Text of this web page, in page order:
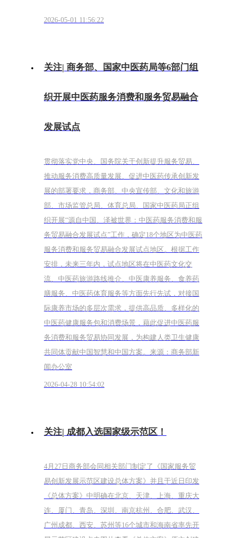
2026-05-01 11:56:22
关注| 商务部、国家中医药局等6部门组
织开展中医药服务消费和服务贸易融合
发展试点
贯彻落实党中央、国务院关于创新提升服务贸易、
推动服务消费高质量发展、促进中医药传承创新发
展的部署要求，商务部、中央宣传部、文化和旅游
部、市场监管总局、体育总局、国家中医药局正组
织开展“源自中国、泽被世界：中医药服务消费和服
务贸易融合发展试点”工作，确定18个地区为中医药
服务消费和服务贸易融合发展试点地区。根据工作
安排，未来三年内，试点地区将在中医药文化交
流、中医药旅游路线推介、中医康养服务、食养药
膳服务、中医药体育服务等方面先行先试，对接国
际康养市场的多层次需求，提供高品质、多样化的
中医药健康服务包和消费场景，藉此促进中医药服
务消费和服务贸易协同发展，为构建人类卫生健康
共同体贡献中国智慧和中国方案。来源：商务部新
闻办公室
2026-04-28 10:54:02
关注| 成都入选国家级示范区！
4月27日商务部会同相关部门制定了《国家服务贸
易创新发展示范区建设总体方案》并且于近日印发
《总体方案》中明确在北京、天津、上海、重庆大
连、厦门、青岛、深圳、南京杭州、合肥、武汉、
广州成都、西安、苏州等16个城市和海南省率先开